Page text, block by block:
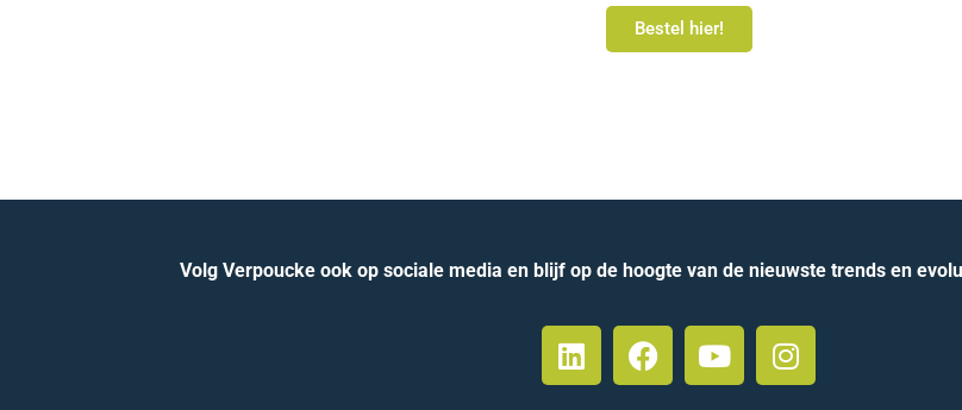
Bestel hier!
Volg Verpoucke ook op sociale media en blijf op de hoogte van de nieuwste trends en